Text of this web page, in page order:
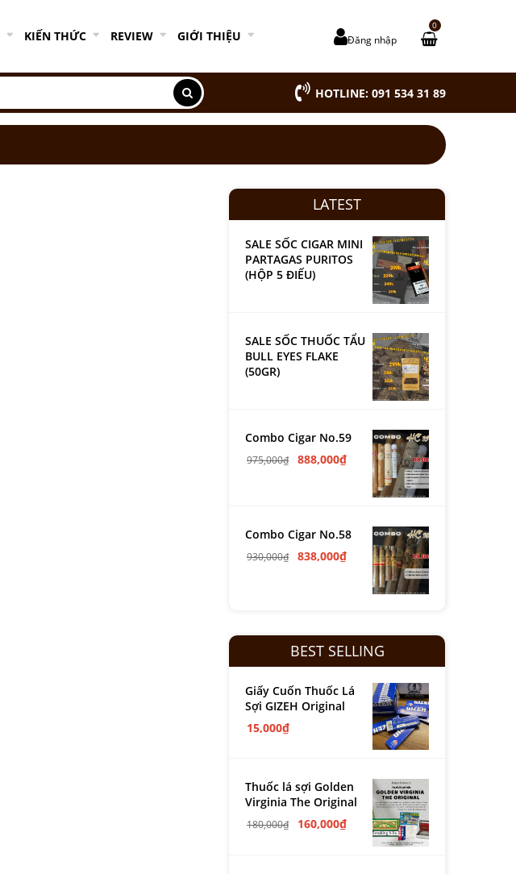
KIẾN THỨC REVIEW GIỚI THIỆU Đăng nhập
0
HOTLINE: 091 534 31 89
LATEST
SALE SỐC CIGAR MINI
PARTAGAS PURITOS
(HỘP 5 ĐIẾU)
SALE SỐC THUỐC TẨU
BULL EYES FLAKE
(50GR)
Combo Cigar No.59
975,000₫ 888,000₫
Combo Cigar No.58
930,000₫ 838,000₫
BEST SELLING
Giấy Cuốn Thuốc Lá
Sợi GIZEH Original
15,000₫
Thuốc lá sợi Golden
Virginia The Original
180,000₫ 160,000₫